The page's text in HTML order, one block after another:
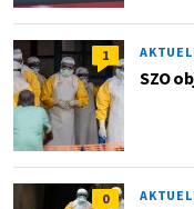
1
SZO
0